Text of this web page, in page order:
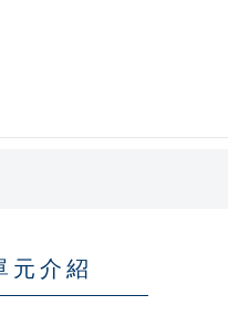
元介紹